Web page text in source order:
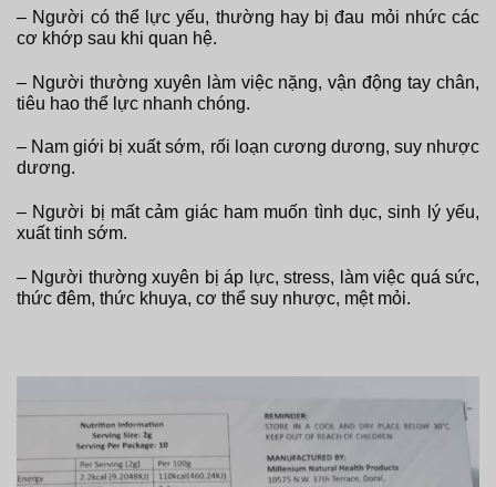
– Người có thể lực yếu, thường hay bị đau mỏi nhức các
cơ khớp sau khi quan hệ.
– Người thường xuyên làm việc nặng, vận động tay chân,
tiêu hao thể lực nhanh chóng.
– Nam giới bị xuất sớm, rối loạn cương dương, suy nhược
dương.
– Người bị mất cảm giác ham muốn tình dục, sinh lý yếu,
xuất tinh sớm.
– Người thường xuyên bị áp lực, stress, làm việc quá sức,
thức đêm, thức khuya, cơ thể suy nhược, mệt mỏi.